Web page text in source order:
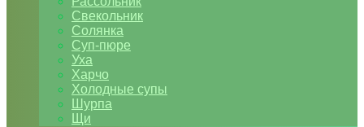
Свекольник
Солянка
Суп-пюре
Уха
Харчо
Холодные супы
Шурпа
Щи